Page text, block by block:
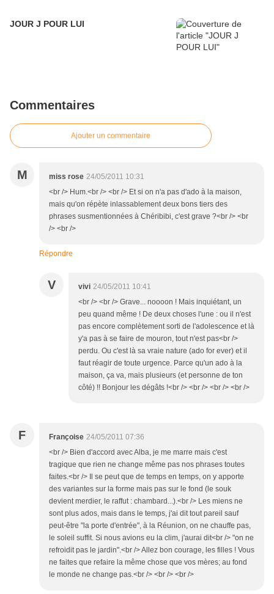
JOUR J POUR LUI
Commentaires
Ajouter un commentaire
M miss rose 24/05/2011 10:31
<br /> Hum.<br /> <br /> Et si on n'a pas d'ado à la maison,
mais qu'on répète inlassablement deux bons tiers des
phrases susmentionnées à Chéribibi, c'est grave ?<br /> <br
/> <br />
Répondre
V vivi 24/05/2011 10:41
<br /> <br /> Grave... noooon ! Mais inquiétant, un
peu quand même ! De deux choses l'une : ou il n'est
pas encore complètement sorti de l'adolescence et là
y'a pas à se faire de mouron, tout n'est pas<br />
perdu. Ou c'est là sa vraie nature (ado for ever) et il
faut réagir de toute urgence. Parce qu'un ado à la
maison, ça va, mais plusieurs (et personne de ton
côté) !! Bonjour les dégâts !<br /> <br /> <br /> <br />
F Françoise 24/05/2011 07:36
<br /> Bien d'accord avec Alba, je me marre mais c'est
tragique que rien ne change même pas nos phrases toutes
faites.<br /> Il se peut que de temps en temps, on y apporte
des variantes sur la forme mais pas sur le fond (le souk
devient merdier, le raffut : chambard...).<br /> Les miens ne
sont plus ados, mais dans le temps, j'ai dit tout pareil sauf
peut-être "la porte d'entrée", à la Réunion, on ne chauffe pas,
le soleil suffit. Si nous avions eu la clim, j'aurai dit<br /> "on ne
refroidit pas le jardin".<br /> Allez bon courage, les filles ! Vous
ne faites que refaire la même chose que vos mères; au fond
le monde ne change pas.<br /> <br /> <br />